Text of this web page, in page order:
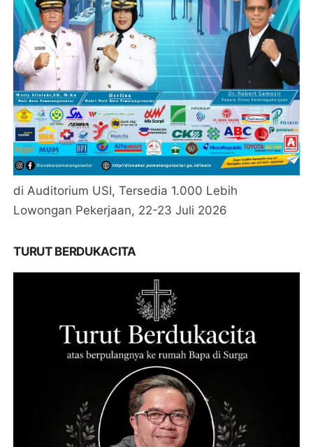
di Auditorium USI, Tersedia 1.000 Lebih
Lowongan Pekerjaan, 22-23 Juli 2026
TURUT BERDUKACITA